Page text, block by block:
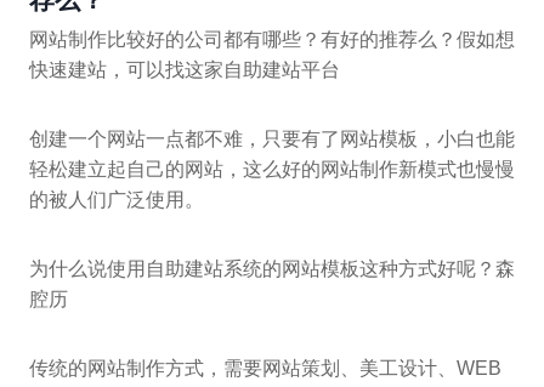
网站制作比较好的公司都有哪些？有好的推荐么？假如想
快速建站，可以找这家自助建站平台
创建一个网站一点都不难，只要有了网站模板，小白也能
轻松建立起自己的网站，这么好的网站制作新模式也慢慢
的被人们广泛使用。
为什么说使用自助建站系统的网站模板这种方式好呢？森
腔历
传统的网站制作方式，需要网站策划、美工设计、WEB